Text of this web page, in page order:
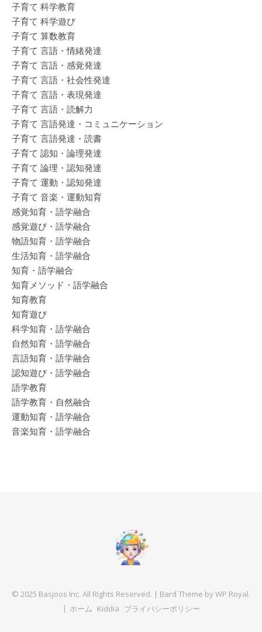
子育て 科学教育
子育て 科学遊び
子育て 算数教育
子育て 言語・情緒発達
子育て 言語・感覚発達
子育て 言語・社会性発達
子育て 言語・表現発達
子育て 言語・読解力
子育て 言語発達・コミュニケーション
子育て 言語発達・読書
子育て 認知・論理発達
子育て 論理・認知発達
子育て 運動・認知発達
子育て 音楽・運動知育
感覚知育・語学融合
感覚遊び・語学融合
物語知育・語学融合
生活知育・語学融合
知育・語学融合
知育メソッド・語学融合
知育教育
知育遊び
科学知育・語学融合
自然知育・語学融合
言語知育・語学融合
認知遊び・語学融合
語学教育
語学教育・自然融合
運動知育・語学融合
音楽知育・語学融合
© 2025 Basjoos Inc. All Rights Reserved. | Bard Theme byWP Royal.
ホーム Kiddia プライバシーポリシー